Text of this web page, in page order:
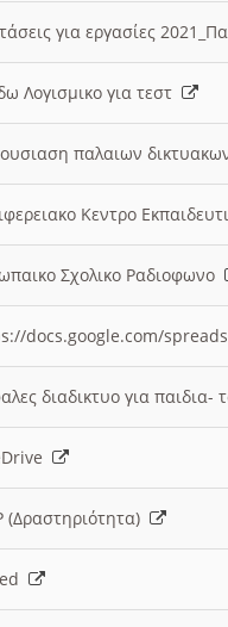
για εργασίες
Λογισμικο για τεστ
παλαιων
Κεντρο
Σχολικο Ραδιοφωνο
docs.google.com/
διαδικτυο για παιδια-
(Δραστηριότητα)